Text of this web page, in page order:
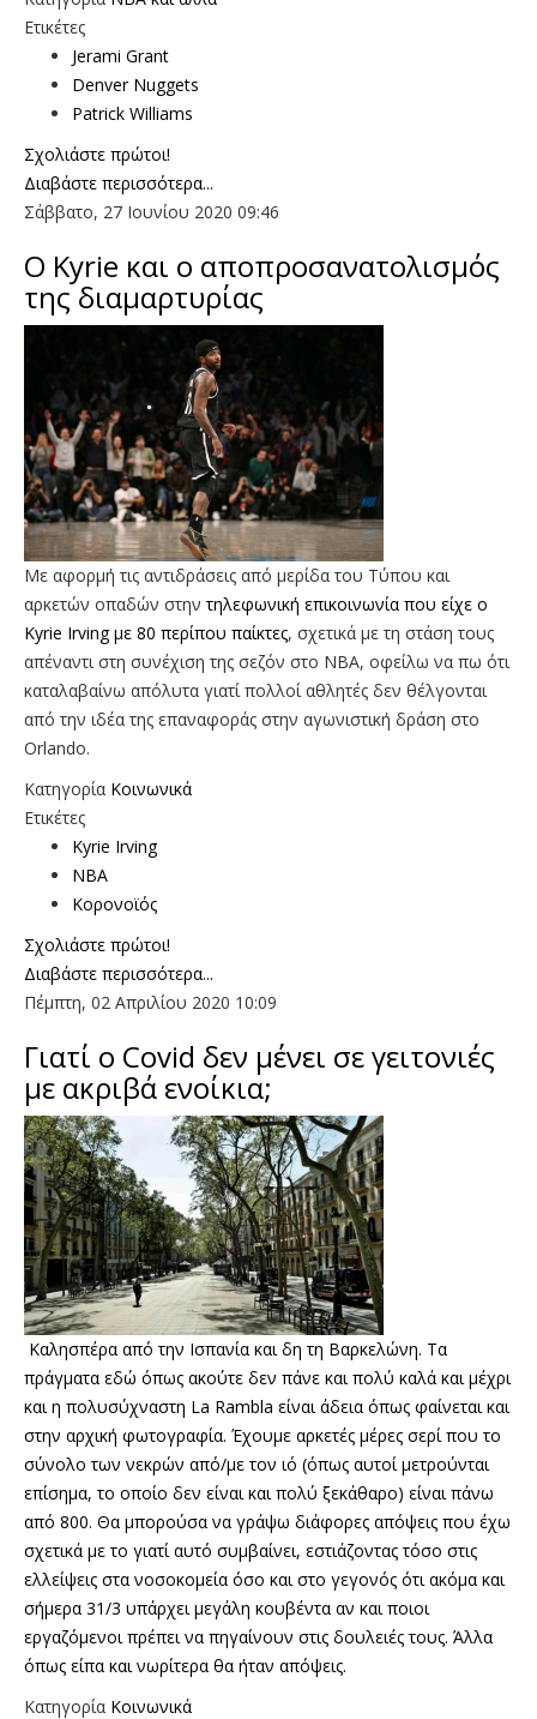
Ετικέτες
Jerami Grant
Denver Nuggets
Patrick Williams
Σχολιάστε πρώτοι!
Διαβάστε περισσότερα...
Σάββατο, 27 Ιουνίου 2020 09:46
O Κyrie και ο αποπροσανατολισμός
της διαμαρτυρίας
Με αφορμή τις αντιδράσεις από μερίδα του Τύπου και
αρκετών οπαδών στηντηλεφωνική επικοινωνία που είχε ο
Kyrie Irving με 80 περίπου παίκτες, σχετικά με τη στάση τους
απέναντι στη συνέχιση της σεζόν στο ΝΒΑ, οφείλω να πω ότι
καταλαβαίνω απόλυτα γιατί πολλοί αθλητές δεν θέλγονται
από την ιδέα της επαναφοράς στην αγωνιστική δράση στο
Orlando.
Κατηγορία Κοινωνικά
Ετικέτες
Kyrie Irving
NBA
Κορονοϊός
Σχολιάστε πρώτοι!
Διαβάστε περισσότερα...
Πέμπτη, 02 Απριλίου 2020 10:09
Γιατί ο Covid δεν μένει σε γειτονιές
με ακριβά ενοίκια;
Καλησπέρα από την Ισπανία και δη τη Βαρκελώνη. Τα
πράγματα εδώ όπως ακούτε δεν πάνε και πολύ καλά και μέχρι
και η πολυσύχναστη La Rambla είναι άδεια όπως φαίνεται και
στην αρχική φωτογραφία. Έχουμε αρκετές μέρες σερί που το
σύνολο των νεκρών από/με τον ιό (όπως αυτοί μετρούνται
επίσημα, το οποίο δεν είναι και πολύ ξεκάθαρο) είναι πάνω
από 800. Θα μπορούσα να γράψω διάφορες απόψεις που έχω
σχετικά με το γιατί αυτό συμβαίνει, εστιάζοντας τόσο στις
ελλείψεις στα νοσοκομεία όσο και στο γεγονός ότι ακόμα και
σήμερα 31/3 υπάρχει μεγάλη κουβέντα αν και ποιοι
εργαζόμενοι πρέπει να πηγαίνουν στις δουλειές τους. Άλλα
όπως είπα και νωρίτερα θα ήταν απόψεις.
Κατηγορία Κοινωνικά